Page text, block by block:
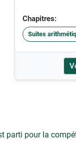
Chapitres:
Suites
parti pour la